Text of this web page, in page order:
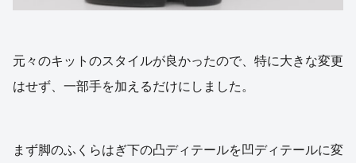
元々のキットのスタイルが良かったので、特に大きな変更
はせず、一部手を加えるだけにしました。
まず脚のふくらはぎ下の凸ディテールを凹ディテールに変